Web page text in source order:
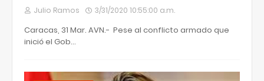
Julio Ramos 3/31/2020 10:55:00 a.m.
Caracas, 31 Mar. AVN.- Pese al conflicto armado que
inició el Gob…